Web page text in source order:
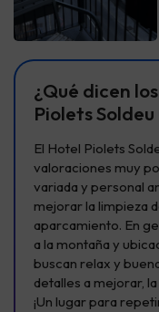
¿Qué dicen
Piolets
El Hotel Piolets
valoraciones muy
variada y personal
mejorar la limpieza
aparcamiento. En
a la montaña y
buscan relax y
detalles a mejorar,
¡Un lugar para